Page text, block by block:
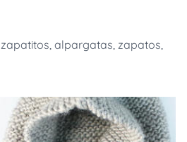
zapatitos, alpargatas, zapatos,